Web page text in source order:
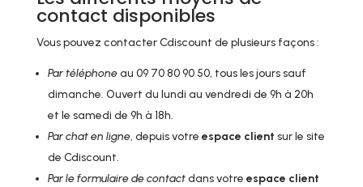
contact disponibles
Vous pouvez contacter Cdiscount de plusieurs façons :
Par téléphoneau 09 70 80 90 50, tous les jours sauf
dimanche. Ouvert du lundi au vendredi de 9h à 20h
et le samedi de 9h à 18h.
Par chat en ligne, depuis votre espace client sur le site
de Cdiscount.
Par le formulaire de contactdans votre espace client